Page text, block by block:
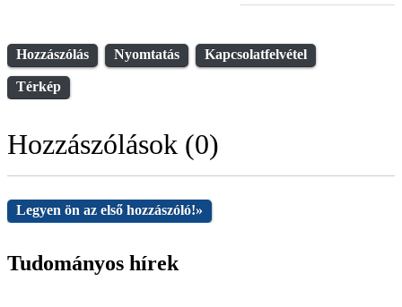
Hozzászólás Nyomtatás Kapcsolatfelvétel
Térkép
Hozzászólások (0)
Legyen ön az első hozzászóló!»
Tudományos hírek